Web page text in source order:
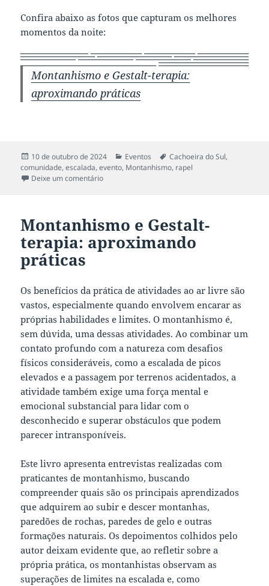
Confira abaixo as fotos que capturam os melhores
momentos da noite:
Montanhismo e Gestalt-terapia:
aproximando práticas
Publicado
em
10 de outubro de 2024 Categorias
Eventos Tags
Cachoeira do Sul,
comunidade,escalada,evento, Montanhismo, rapel
Deixe um comentárioem Lançamento do livro “Montanhismo e
Montanhismo e Gestalt-
terapia: aproximando
práticas
Os benefícios da prática de atividades ao ar livre são
vastos, especialmente quando envolvem encarar as
próprias habilidades e limites. O montanhismo é,
sem dúvida, uma dessas atividades. Ao combinar um
contato profundo com a natureza com desafios
físicos consideráveis, como a escalada de picos
elevados e a passagem por terrenos acidentados, a
atividade também exige uma força mental e
emocional substancial para lidar com o
desconhecido e superar obstáculos que podem
parecer intransponíveis.
Este livro apresenta entrevistas realizadas com
praticantes de montanhismo, buscando
compreender quais são os principais aprendizados
que adquirem ao subir e descer montanhas,
paredões de rochas, paredes de gelo e outras
formações naturais. Os depoimentos colhidos pelo
autor deixam evidente que, ao refletir sobre a
própria prática, os montanhistas observam as
superações de limites na escalada e, como